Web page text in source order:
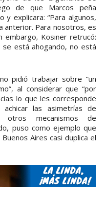
de que Marcos peña
y explicara: “Para algunos,
anterior. Para nosotros, es
embargo, Kosiner retrucó:
está ahogando, no está
pidió trabajar sobre “un
al considerar que “por
lo que les corresponde
achicar las asimetrías de
mecanismos de
puso como ejemplo que
Aires casi duplica el